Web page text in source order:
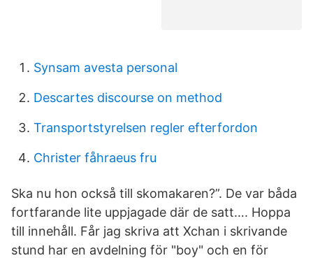
Synsam avesta personal
Descartes discourse on method
Transportstyrelsen regler efterfordon
Christer fåhraeus fru
Ska nu hon också till skomakaren?”. De var båda
fortfarande lite uppjagade där de satt…. Hoppa
till innehåll. Får jag skriva att Xchan i skrivande
stund har en avdelning för "boy" och en för